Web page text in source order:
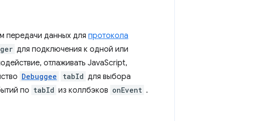
передачи данных для протокола
для подключения к одной или
отлаживать JavaScript,
Debuggee tabId для выбора
по tabId из коллбэков onEvent .